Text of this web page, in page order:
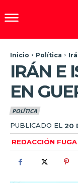
Inicio Política
IRÁN E
EN
POLÍTICA
PUBLICADO EL 20
REDACCIÓN FUGA